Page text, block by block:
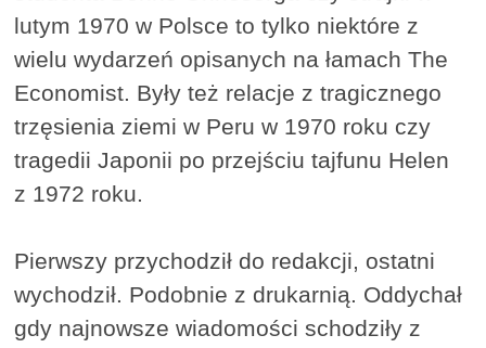
lutym 1970 w Polsce to tylko niektóre z
wielu wydarzeń opisanych na łamach The
Economist. Były też relacje z tragicznego
trzęsienia ziemi w Peru w 1970 roku czy
tragedii Japonii po przejściu tajfunu Helen
z 1972 roku.
Pierwszy przychodził do redakcji, ostatni
wychodził. Podobnie z drukarnią. Oddychał
gdy najnowsze wiadomości schodziły z